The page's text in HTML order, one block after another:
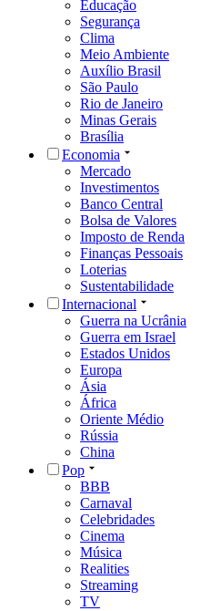
Educação
Segurança
Clima
Meio Ambiente
Auxílio Brasil
São Paulo
Rio de Janeiro
Minas Gerais
Brasília
Economia
Mercado
Investimentos
Banco Central
Bolsa de Valores
Imposto de Renda
Finanças Pessoais
Loterias
Sustentabilidade
Internacional
Guerra na Ucrânia
Guerra em Israel
Estados Unidos
Europa
Ásia
África
Oriente Médio
Rússia
China
Pop
BBB
Carnaval
Celebridades
Cinema
Música
Realities
Streaming
TV